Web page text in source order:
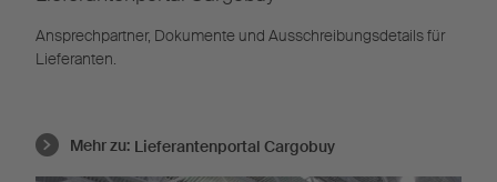
Ansprechpartner, Dokumente und Ausschreibungsdetails für
Lieferanten.
Mehr zu: Lieferantenportal Cargobuy